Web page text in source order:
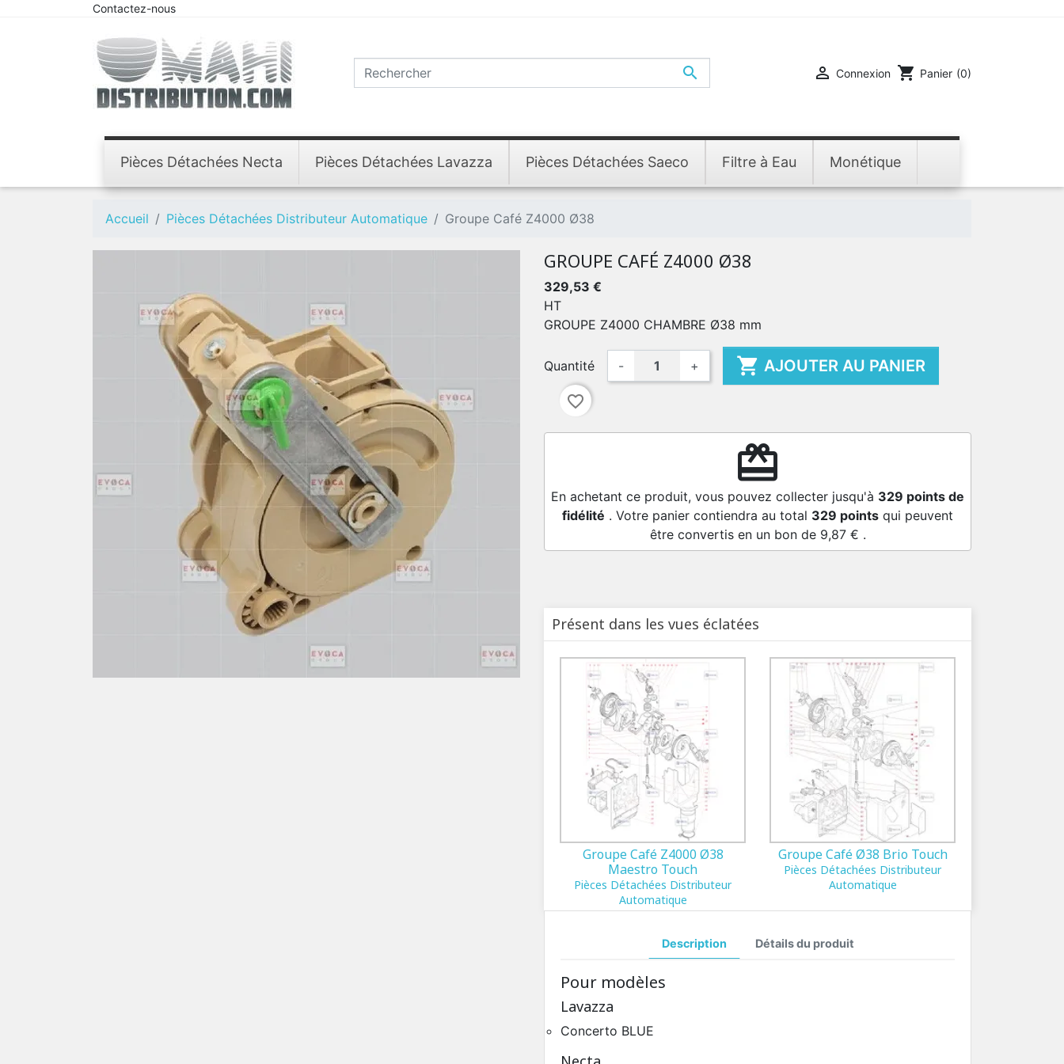
Contactez-nous
  Connexion shopping_cart Panier (0)
Pièces Détachées Necta Pièces Détachées Lavazza Pièces Détachées Saeco Filtre à Eau Monétique
Accueil Pièces Détachées Distributeur Automatique Groupe Café Z4000 Ø38
GROUPE CAFÉ Z4000 Ø38
329,53 €
HT
GROUPE Z4000 CHAMBRE Ø38 mm
Quantité - +  AJOUTER AU PANIER
favorite_border
redeem
En achetant ce produit, vous pouvez collecter jusqu'à 329 points de
fidélité . Votre panier contiendra au total 329 points qui peuvent
être convertis en un bon de 9,87 € .
Présent dans les vues éclatées
Groupe Café Z4000 Ø38
Maestro Touch
Pièces Détachées Distributeur
Automatique
Groupe Café Ø38 Brio Touch
Pièces Détachées Distributeur
Automatique
Description Détails du produit
Pour modèles
Lavazza
Concerto BLUE